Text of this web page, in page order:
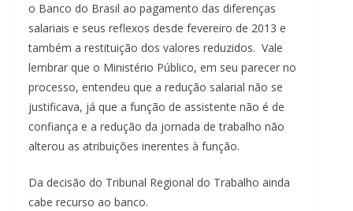
o Banco do Brasil ao pagamento das diferenças
salariais e seus reflexos desde fevereiro de 2013 e
também a restituição dos valores reduzidos. Vale
lembrar que o Ministério Público, em seu parecer no
processo, entendeu que a redução salarial não se
justificava, já que a função de assistente não é de
confiança e a redução da jornada de trabalho não
alterou as atribuições inerentes à função.
Da decisão do Tribunal Regional do Trabalho ainda
cabe recurso ao banco.